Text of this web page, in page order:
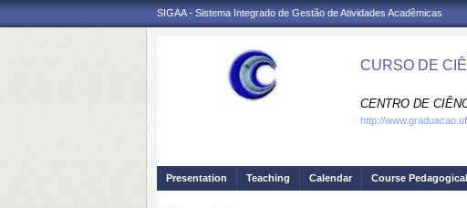
SIGAA - Sistema Integrado de Gestão de Atividades Acadêmicas
CURSO DE
CENTRO DE
http://
Presentation Teaching Calendar Course